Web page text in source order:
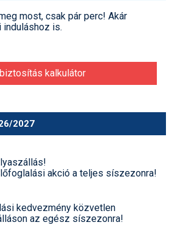
most, csak pár perc! Akár
induláshoz is.
kalkulátor
2027
akció a teljes síszezonra!
kedvezmény közvetlen
az egész síszezonra!